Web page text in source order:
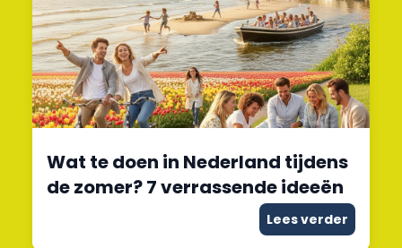
Wat te doen in Nederland tijdens
de zomer? 7 verrassende ideeën
Lees verder